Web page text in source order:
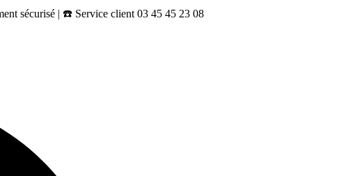
sécurisé | ☎️ Service client 03 45 45 23 08